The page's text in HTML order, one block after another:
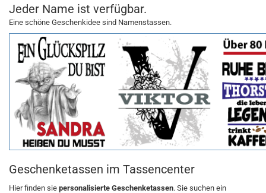
Jeder Name ist verfügbar.
Eine schöne Geschenkidee sind Namenstassen.
Geschenketassen im Tassencenter
Hier finden sie personalisierte Geschenketassen. Sie suchen ein